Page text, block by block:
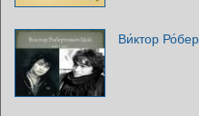
Ви́ктор